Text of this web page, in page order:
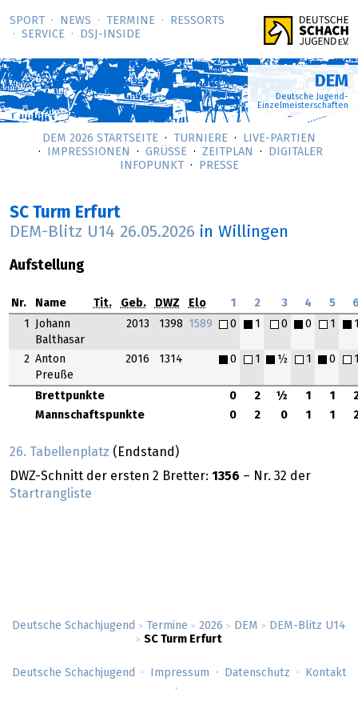
SPORT NEWS TERMINE
RESSORTS
SERVICE
DSJ-­INSIDE
Deutsche Schachjugend > Termine > 2026 > DEM > DEM-Blitz U14
> SC Turm Erfurt
DEM
Deutsche Jugend-
Einzelmeisterschaften
DEM 2026 STARTSEITE TURNIERE
LIVE-PARTIEN
IMPRESSIONEN
GRÜSSE ZEITPLAN
DIGITALER
INFOPUNKT
PRESSE
SC Turm Erfurt
DEM-Blitz U14 26.05.2026 in Willingen
Aufstellung
Nr. Name Tit. Geb. DWZ Elo 1 2 3 4 5
Brettpunkte 0 2 ½ 1 1
Mannschaftspunkte
0 2 0 1 1
1
Johann
Balthasar
2013 1398 1589 0 1 0 0 1
2 Anton
Preuße
2016 1314 0 1 ½ 1 0
26. Tabellenplatz (Endstand)
DWZ-Schnitt der ersten 2 Bretter: 1356 – Nr. 32 der
Startrangliste
Deutsche Schachjugend Impressum Datenschutz Kontakt